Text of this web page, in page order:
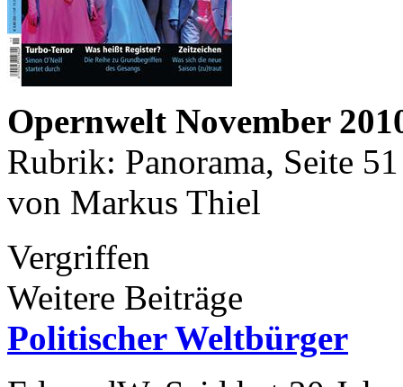
Opernwelt November
Rubrik: Panorama, Seite 51
von Markus Thiel
Vergriffen
Weitere Beiträge
Politischer Weltbürger